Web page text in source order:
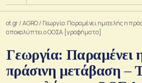
ot.gr/AGRO/ Γεωργία: Παραμένει ημιτελής η
αποκαλύπτει ο ΟΟΣΑ [γραφήματα]
Γεωργία: Παραμένει
πράσινη μετάβαση –